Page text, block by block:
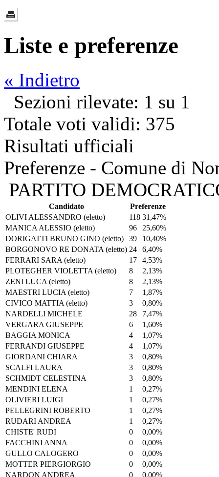
Liste e preferenze
« Indietro
Sezioni rilevate: 1 su 1
Totale voti validi: 375
Risultati ufficiali
Preferenze - Comune di
PARTITO
Candidato
Preferenze
OLIVI ALESSANDRO (eletto) 118 31,47%
MANICA ALESSIO (eletto) 96
25,60%
DORIGATTI BRUNO GINO (eletto) 39
10,40%
BORGONOVO RE DONATA (eletto) 24
6,40%
FERRARI SARA (eletto) 17
4,53%
PLOTEGHER VIOLETTA (eletto) 8
2,13%
ZENI LUCA (eletto) 8
2,13%
MAESTRI LUCIA (eletto) 7
1,87%
CIVICO MATTIA (eletto) 3
0,80%
NARDELLI MICHELE
28
7,47%
VERGARA GIUSEPPE
6
1,60%
BAGGIA MONICA
4
1,07%
FERRANDI GIUSEPPE
4
1,07%
GIORDANI CHIARA
3
0,80%
SCALFI LAURA
3
0,80%
SCHMIDT CELESTINA
3
0,80%
MENDINI ELENA
1
0,27%
OLIVIERI LUIGI
1
0,27%
PELLEGRINI ROBERTO
1
0,27%
RUDARI ANDREA
1
0,27%
CHISTE' RUDI
0
0,00%
FACCHINI ANNA
0
0,00%
GULLO CALOGERO
0
0,00%
MOTTER PIERGIORGIO
0
0,00%
NARDON ANDREA
0
0,00%